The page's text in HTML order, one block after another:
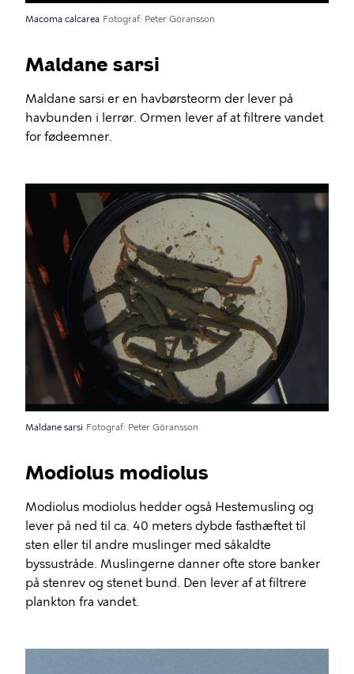
Macoma calcarea Fotograf Peter Göransson
Maldane sarsi
Maldane sarsi er en havbørsteorm der lever på
havbunden i lerrør. Ormen lever af at filtrere vandet
for fødeemner.
Maldane sarsi Fotograf Peter Göransson
Modiolus modiolus
Modiolus modiolus hedder også Hestemusling og
lever på ned til ca. 40 meters dybde fasthæftet til
sten eller til andre muslinger med såkaldte
byssustråde. Muslingerne danner ofte store banker
på stenrev og stenet bund. Den lever af at filtrere
plankton fra vandet.